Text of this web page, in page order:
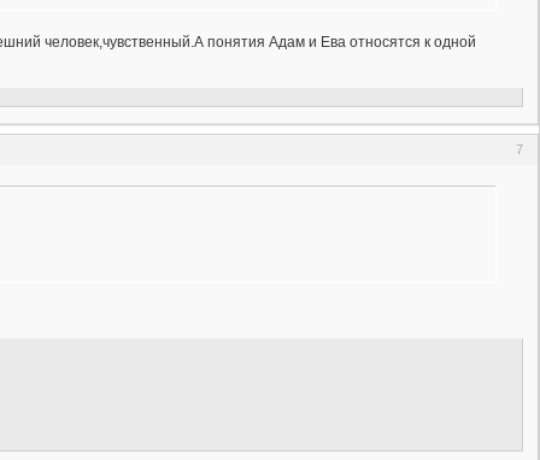
человек,чувственный.А понятия Адам и Ева относятся к одной
7